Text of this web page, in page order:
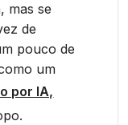
mas se
de
pouco de
um
por IA,